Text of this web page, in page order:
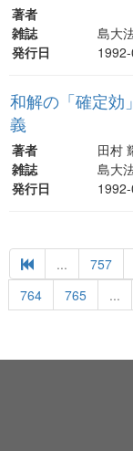
著者
雑誌
島大
発行日
和解の「確定効
義
著者
田村
雑誌
島大
発行日
... 757
764
765 ...